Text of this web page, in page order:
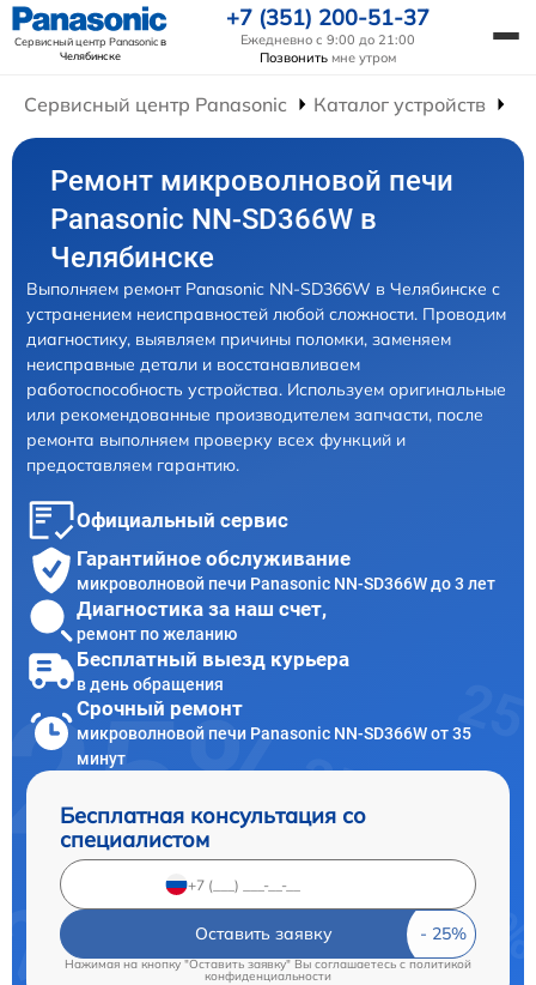
Сервисный центр Panasonicв
Челябинске
+7 (351) 200-51-37
Ежедневно с 9:00 до 21:00
Позвонить мне утром
Сервисный центр Panasonic Каталог устройств
Ремонт микроволновой печи
Panasonic NN-SD366W в
Челябинске
Выполняем ремонт Panasonic NN-SD366W в Челябинске с
устранением неисправностей любой сложности. Проводим
диагностику, выявляем причины поломки, заменяем
неисправные детали и восстанавливаем
работоспособность устройства. Используем оригинальные
или рекомендованные производителем запчасти, после
ремонта выполняем проверку всех функций и
предоставляем гарантию.
Официальный сервис
Гарантийное обслуживание
микроволновой печи Panasonic NN-SD366W до 3 лет
Диагностика за наш счет,
ремонт по желанию
Бесплатный выезд курьера
в день обращения
Срочный ремонт
микроволновой печи Panasonic NN-SD366W от 35
минут
Бесплатная консультация со
специалистом
Оставить заявку
Нажимая на кнопку "Оставить заявку" Вы соглашаетесь cполитикой
конфиденциальности